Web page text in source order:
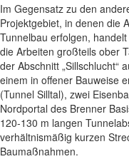
Im Gegensatz zu den
Projektgebiet, in denen die
Tunnelbau erfolgen,
die Arbeiten großteils ober
der Abschnitt „Sillschlucht“
einem in offener Bauweise
(Tunnel Silltal), zwei
Nordportal des Brenner
120-130 m langen
verhältnismäßig kurzen
Baumaßnahmen.